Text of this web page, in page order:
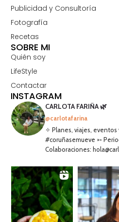
SOBRE MI
Quién soy
LifeStyle
Contactar
Publicidad y Consultoría
Fotografía
Recetas
INSTAGRAM
CARLOTA FARIÑA 🌿
@carlotafarina
✧ Planes, viajes, eventos
#coruñasemueve ➳
Colaboraciones: